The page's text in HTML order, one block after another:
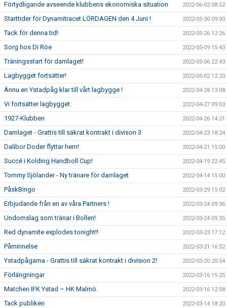
Förtydligande avseende klubbens ekonomiska situation 2022-06-02 08:52
Starttider för Dynamitracet LÖRDAGEN den 4 Juni ! 2022-05-30 09:00
Tack för denna tid! 2022-05-26 12:26
Sorg hos Di Röe 2022-05-09 15:43
Träningsstart för damlaget! 2022-05-06 22:43
Lagbygget fortsätter! 2022-05-02 12:20
Ännu en Ystadpåg klar till vårt lagbygge ! 2022-04-28 13:08
Vi fortsätter lagbygget. 2022-04-27 09:03
1927-Klubben 2022-04-26 14:21
Damlaget - Grattis till säkrat kontrakt i divison 3 2022-04-23 18:24
Dalibor Doder flyttar hem! 2022-04-21 15:00
Succé i Kolding Handboll Cup! 2022-04-19 22:45
Tommy Sjölander - Ny tränare för damlaget 2022-04-14 15:00
PåskBingo 2022-03-29 15:02
Erbjudande från en av våra Partners ! 2022-03-24 09:36
Undomslag som tränar i Bollen! 2022-03-24 09:35
Red dynamite explodes tonight!! 2022-03-23 17:12
Påminnelse 2022-03-21 16:52
Ystadpågarna - Grattis till säkrat kontrakt i division 2! 2022-03-20 20:54
Förlängningar 2022-03-16 15:25
Matchen IFK Ystad – HK Malmö. 2022-03-16 12:58
Tack publiken 2022-03-14 18:20